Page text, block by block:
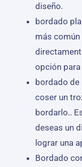
diseño.
bordado
más
opción
bordado de
coser un
bordarlo..
deseas un
lograr una
Bordado